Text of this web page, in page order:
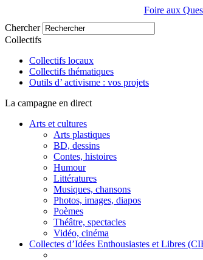
Foire aux
Chercher
Collectifs
Collectifs locaux
Collectifs thématiques
Outils d’ activisme : vos projets
La campagne en direct
Arts et cultures
Arts plastiques
BD, dessins
Contes, histoires
Humour
Littératures
Musiques, chansons
Photos, images, diapos
Poèmes
Théâtre, spectacles
Vidéo, cinéma
Collectes d’Idées Enthousiastes et Libres